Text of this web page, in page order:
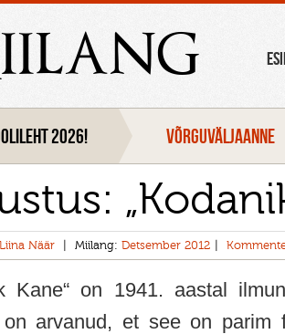
2026! VÕRGUVÄLJAANNE
Näär Miilang: Detsember 2012
Kane“ on 1941. aastal
on arvanud, et see on parim